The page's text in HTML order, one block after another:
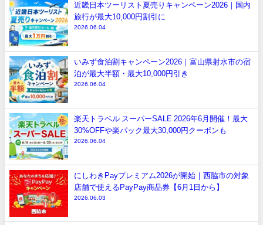
近畿日本ツーリスト夏売りキャンペーン2026｜国内
旅行が最大10,000円割引に
2026.06.04
いみず食泊割キャンペーン2026｜富山県射水市の宿
泊が最大半額・最大10,000円引き
2026.06.04
楽天トラベル スーパーSALE 2026年6月開催！最大
30%OFFや楽パック最大30,000円クーポンも
2026.06.04
にしわきPayプレミアム2026が開始｜西脇市の対象
店舗で使えるPayPay商品券【6月1日から】
2026.06.03